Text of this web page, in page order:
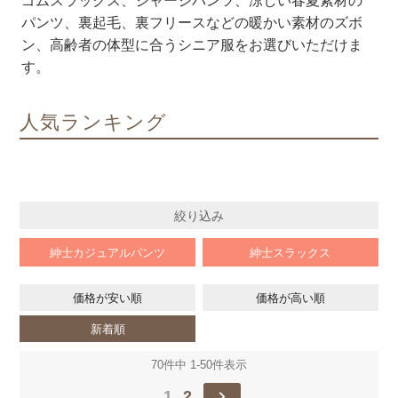
パンツ、裏起毛、裏フリースなどの暖かい素材のズボ
ン、高齢者の体型に合うシニア服をお選びいただけま
す。
人気ランキング
絞り込み
紳士カジュアルパンツ 紳士スラックス
価格が安い順 価格が高い順
新着順
70件中 1-50件表示